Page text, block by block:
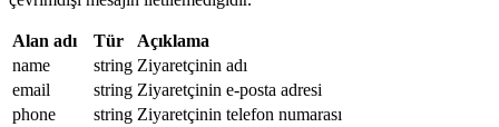
Alan adı Tür
Açıklama
name
string Ziyaretçinin adı
email
string Ziyaretçinin e-posta adresi
phone
string Ziyaretçinin telefon numarası